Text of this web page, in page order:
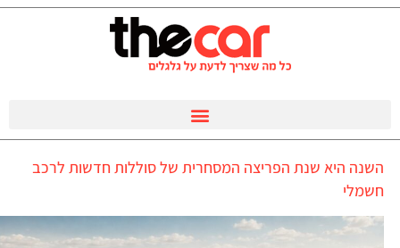
השנה היא שנת הפריצה המסחרית של סוללות חדשות לרכב
חשמלי